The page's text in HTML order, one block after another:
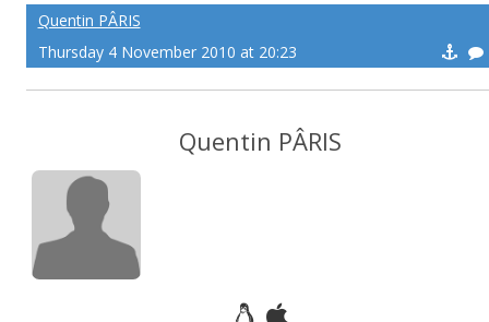
Quentin PÂRIS
Thursday 4 November 2010 at 20:23
Quentin PÂRIS